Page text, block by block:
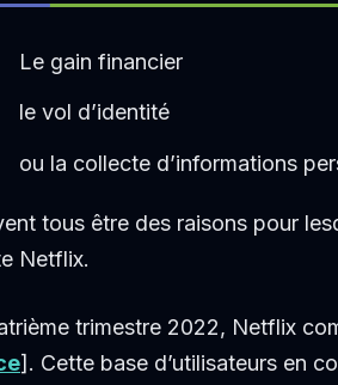
Le gain financier
le vol d’identité
ou la collecte d’informations
tous être des raisons pour
Netflix.
trimestre 2022, Netflix
]. Cette base d’utilisateurs en